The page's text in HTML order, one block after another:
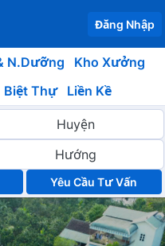
Đăng Nhập
N.Dưỡng
Kho Xưởng
Biệt Thự Liền Kề
Yêu Cầu Tư Vấn